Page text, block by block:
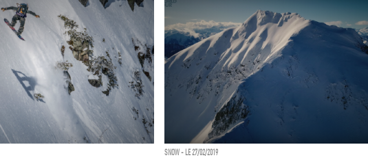
SNOW - LE 27/02/2019